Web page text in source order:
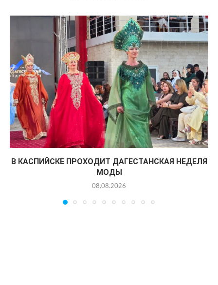
В КАСПИЙСКЕ ПРОХОДИТ ДАГЕСТАНСКАЯ НЕДЕЛЯ
МОДЫ
08.08.2026